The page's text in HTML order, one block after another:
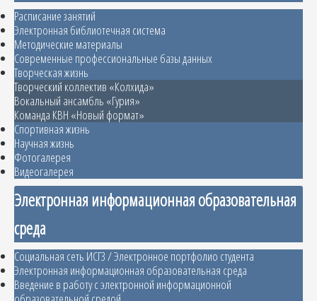
Расписание занятий
Электронная библиотечная система
Методические материалы
Современные профессиональные базы данных
Творческая жизнь
Творческий коллектив «Колхида»
Вокальный ансамбль «Гурия»
Команда КВН «Новый формат»
Спортивная жизнь
Научная жизнь
Фотогалерея
Видеогалерея
Электронная информационная образовательная
среда
Социальная сеть ИСГЗ / Электронное портфолио студента
Электронная информационная образовательная среда
Введение в работу с электронной информационной